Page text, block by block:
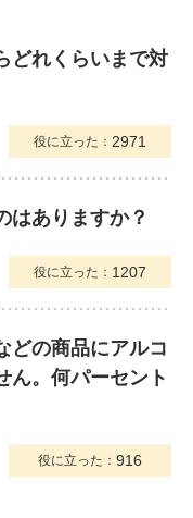
どれくらいまで対
役に立った： 2971
はありますか？
役に立った： 1207
どの商品にアルコ
ん。何パーセント
役に立った： 916